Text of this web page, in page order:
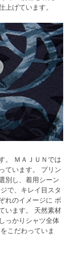
上げています。
。 ＭＡＪＵＮでは
ています。 プリン
別し、着用シーン
で、キレイ目スタ
れのイメージに ボ
います。 天然素材
っかりシャツ全体
こだわっていま